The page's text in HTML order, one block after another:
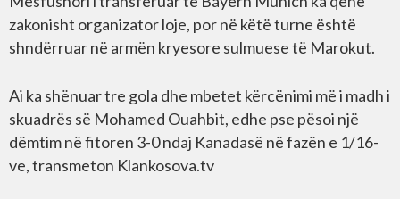
zakonisht organizator loje, por në këtë turne është
shndërruar në armën kryesore sulmuese të Marokut.
Ai ka shënuar tre gola dhe mbetet kërcënimi më i madh i
skuadrës së Mohamed Ouahbit, edhe pse pësoi një
dëmtim në fitoren 3-0 ndaj Kanadasë në fazën e 1/16-
ve, transmeton Klankosova.tv